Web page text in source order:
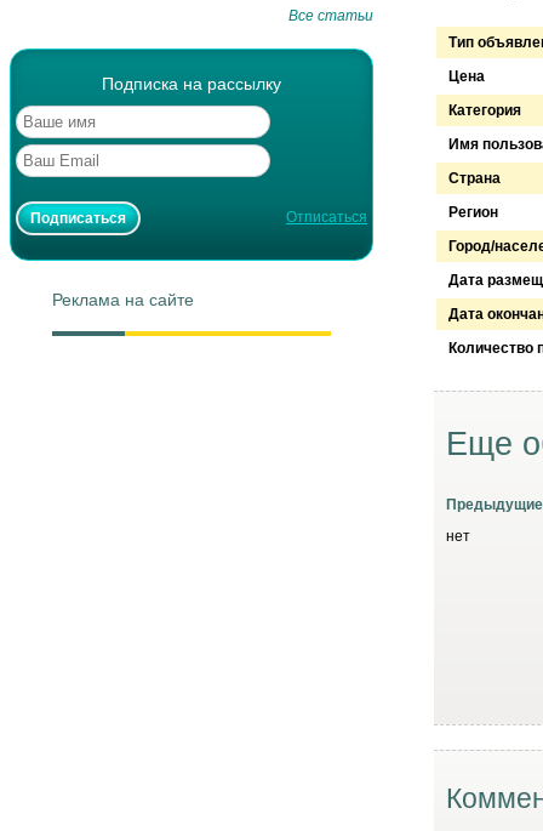
Все статьи
Подписка на рассылку
Отписаться
Реклама на сайте
Тип
Цена
Категория
Имя
Страна
Регион
Город/
Дата
Дата
Количество
Еще
Предыдущие
нет